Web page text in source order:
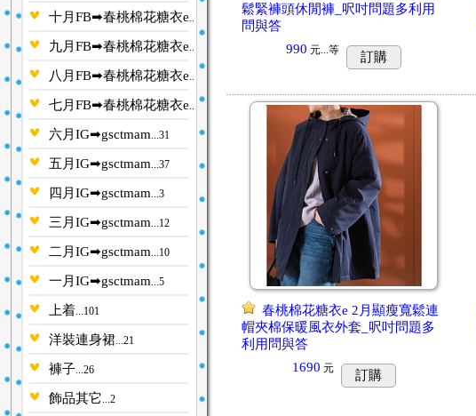
十月FB➡春桃棉花糖衣e...14
九月FB➡春桃棉花糖衣e...14
八月FB➡春桃棉花糖衣e...32
七月FB➡春桃棉花糖衣e...17
六月IG➡gsctmam...31
五月IG➡gsctmam...37
四月IG➡gsctmam...3
三月IG➡gsctmam...12
二月IG➡gsctmam...10
一月IG➡gsctmam...5
上着...101
洋裝連身裙...21
褲子...26
飾品其它...2
鬆緊褲頭休閒褲_呎吋問題多利用
問與答
990 元...等 訂購
春桃棉花糖衣e 2月顯瘦寬鬆連
帽夾棉保暖風衣外套_呎吋問題多
利用問與答
1690 元 訂購